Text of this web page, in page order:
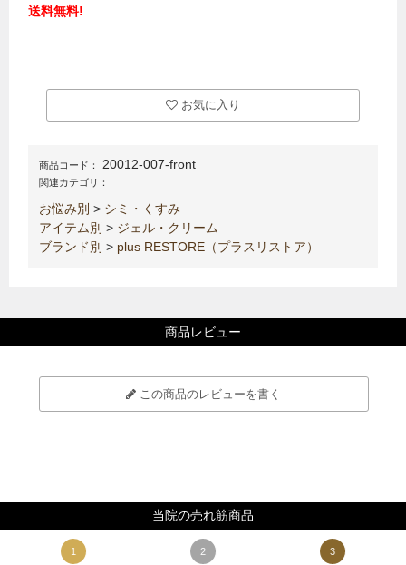
送料無料!
お気に入り
商品コード： 20012-007-front
関連カテゴリ：
お悩み別 > シミ・くすみ
アイテム別 > ジェル・クリーム
ブランド別 > plus RESTORE（プラスリストア）
商品レビュー
この商品のレビューを書く
当院の売れ筋商品
1 2 3